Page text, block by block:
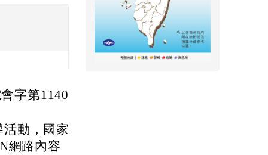
字第1140
動，國家
網路內容